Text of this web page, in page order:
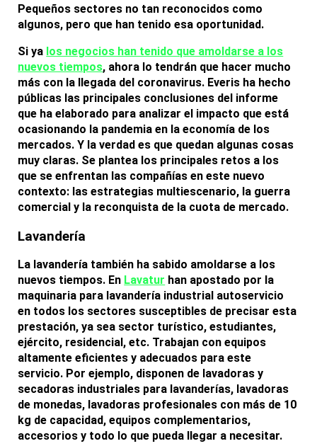
Pequeños sectores no tan reconocidos como
algunos, pero que han tenido esa oportunidad.
Si ya los negocios han tenido que amoldarse a los
nuevos tiempos, ahora lo tendrán que hacer mucho
más con la llegada del coronavirus. Everis ha hecho
públicas las principales conclusiones del informe
que ha elaborado para analizar el impacto que está
ocasionando la pandemia en la economía de los
mercados. Y la verdad es que quedan algunas cosas
muy claras. Se plantea los principales retos a los
que se enfrentan las compañías en este nuevo
contexto: las estrategias multiescenario, la guerra
comercial y la reconquista de la cuota de mercado.
Lavandería
La lavandería también ha sabido amoldarse a los
nuevos tiempos. En Lavatur han apostado por la
maquinaria para lavandería industrial autoservicio
en todos los sectores susceptibles de precisar esta
prestación, ya sea sector turístico, estudiantes,
ejército, residencial, etc. Trabajan con equipos
altamente eficientes y adecuados para este
servicio. Por ejemplo, disponen de lavadoras y
secadoras industriales para lavanderías, lavadoras
de monedas, lavadoras profesionales con más de 10
kg de capacidad, equipos complementarios,
accesorios y todo lo que pueda llegar a necesitar.